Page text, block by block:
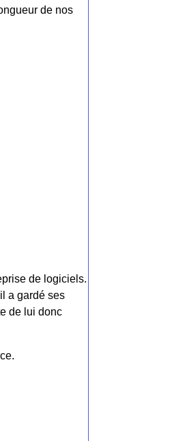
de nos
de logiciels.
a gardé ses
de lui donc